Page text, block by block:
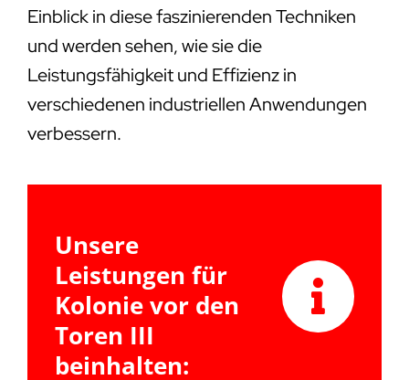
Einblick in diese faszinierenden Techniken
und werden sehen, wie sie die
Leistungsfähigkeit und Effizienz in
verschiedenen industriellen Anwendungen
verbessern.
Unsere
Leistungen für
Kolonie vor den
Toren III
beinhalten: